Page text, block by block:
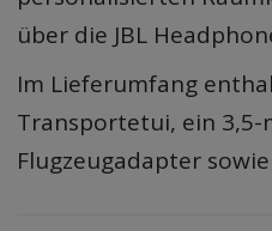
über die JBL
Im Lieferumfang
Transportetui, ein 3,5-
Flugzeugadapter